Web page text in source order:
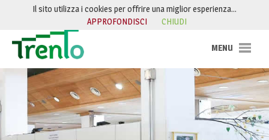
Salta al contenuto
Il sito utilizza i cookies per offrire una miglior esperienza…
APPROFONDISCI
CHIUDI